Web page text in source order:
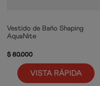
Vestido de Baño Shaping
AquaNite
$80.000
VISTA RÁPIDA